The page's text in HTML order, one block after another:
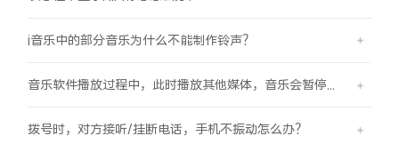
i音乐中的部分音乐为什么不能制作铃声？
拨号时，对方接听/挂断电话，手机不振动怎么办？